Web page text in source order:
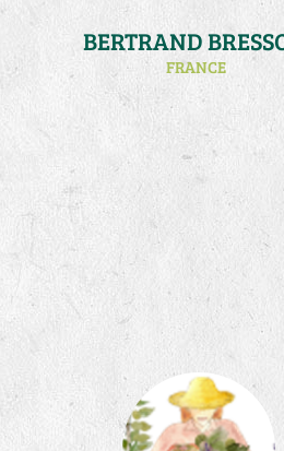
BERTRAND
FRANCE